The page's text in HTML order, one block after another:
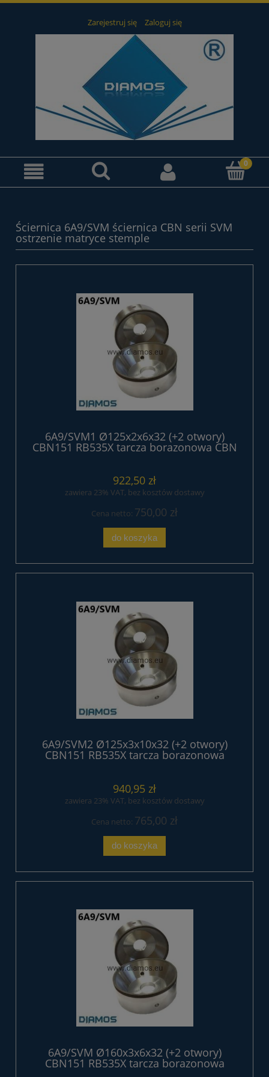
Zarejestruj się Zaloguj się
Ściernica 6A9/SVM ściernica CBN serii SVM
ostrzenie matryce stemple
6A9/SVM1 Ø125x2x6x32 (+2 otwory)
CBN151 RB535X tarcza borazonowa CBN
922,50 zł
zawiera 23% VAT, bez kosztów dostawy
Cena netto: 750,00 zł
do koszyka
6A9/SVM2 Ø125x3x10x32 (+2 otwory)
CBN151 RB535X tarcza borazonowa
940,95 zł
zawiera 23% VAT, bez kosztów dostawy
Cena netto: 765,00 zł
do koszyka
6A9/SVM Ø160x3x6x32 (+2 otwory)
CBN151 RB535X tarcza borazonowa